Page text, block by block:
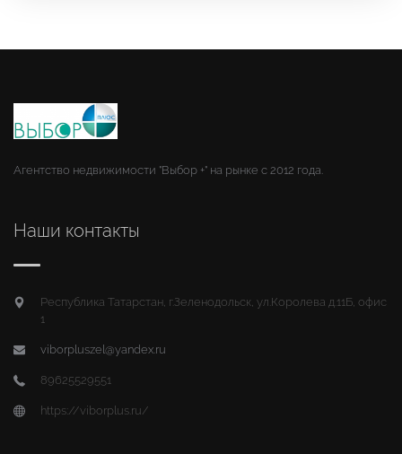
Агентство недвижимости "Выбор +" на рынке с 2012 года.
Наши контакты
Республика Татарстан, г.Зеленодольск, ул.Королева д.11Б, офис
1
viborpluszel@yandex.ru
89625529551
https://viborplus.ru/